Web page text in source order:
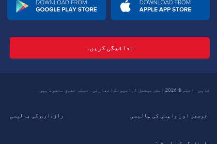
ادائیگی کریں۔
کاپی رائٹس © 2026 انٹرنیشنل ڈرائیونگ اتھارٹی۔ جملہ حقوق محفوظ ہیں۔
ترسیل اور واپسی کی پالیسی رازداری کی پالیسی